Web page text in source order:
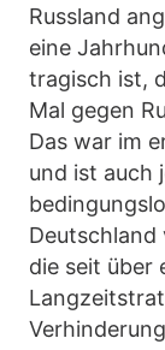
Russland
eine
tragisch ist,
Mal gegen
Das war im
und ist auch
Deutschland
die seit über